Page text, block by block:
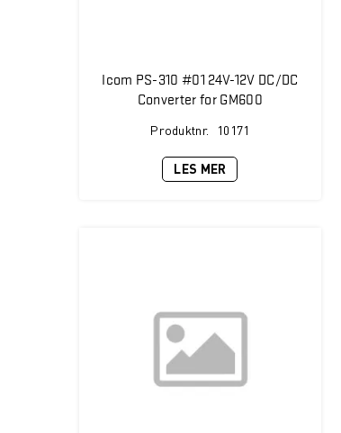
Icom PS-310 #01 24V-12V DC/DC
Converter for GM600
Produktnr. 10171
LES MER